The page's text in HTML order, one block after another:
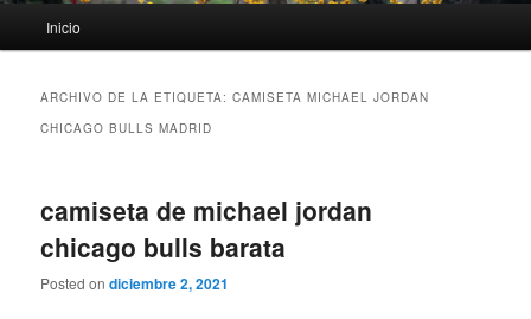
principal
Inicio
ARCHIVO DE LA ETIQUETA:CAMISETA MICHAEL JORDAN
CHICAGO BULLS MADRID
camiseta de michael jordan
chicago bulls barata
Posted ondiciembre 2, 2021